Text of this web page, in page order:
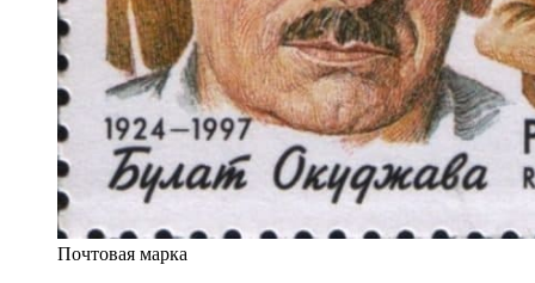
Почтовая марка